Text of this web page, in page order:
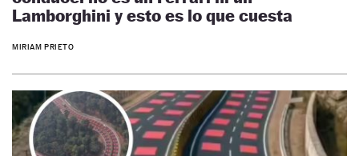
Lamborghini y esto es lo que cuesta
MIRIAM PRIETO